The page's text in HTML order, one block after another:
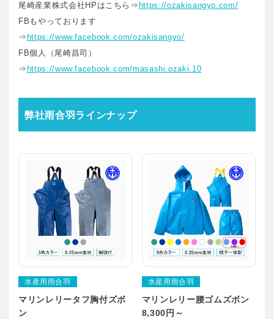
尾崎産業株式会社HPはこちら⇒ https://ozakisangyo.com/
FBもやっております
⇒ https://www.facebook.com/ozakisangyo/
FB個人（尾崎昌司）
⇒ https://www.facebook.com/masashi.ozaki.10
弊社雨合羽ラインナップ
水産用雨合羽
マリンレリータフ胸付ズボ
ン
水産用雨合羽
マリンレリー腰ゴムズボン
8,300円～